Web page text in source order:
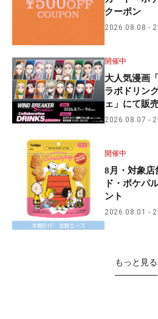
クーポン
2026.08.08
開催中
大人気漫画
ラボドリン
ェ」にて販
2026.08.07
開催中
8月・対象店
ド・ポケパ
ント
2026.08.01
もっと見る